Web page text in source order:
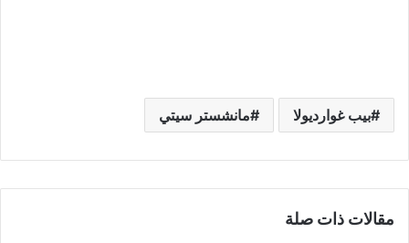
بيب غوارديولا مانشستر سيتي
مقالات ذات صلة